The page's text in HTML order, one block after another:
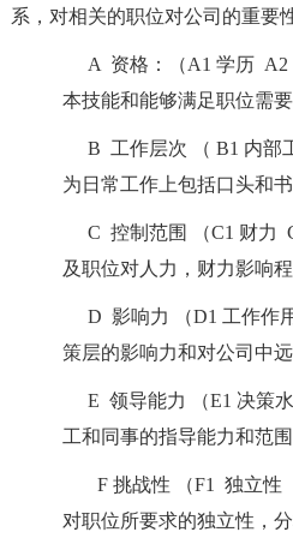
系，对相关的职位对公司的重要
A 资格：（A1 学历
本技能和能够满足职位需要
B 工作层次 （ B1 内部
为日常工作上包括口头和
C 控制范围 （C1 财力
及职位对人力，财力影响程
D 影响力 （D1 工作作
策层的影响力和对公司中
E 领导能力 （E1 决策
工和同事的指导能力和范围
F 挑战性 （F1 独立
对职位所要求的独立性，